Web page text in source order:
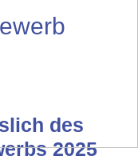
des
2025